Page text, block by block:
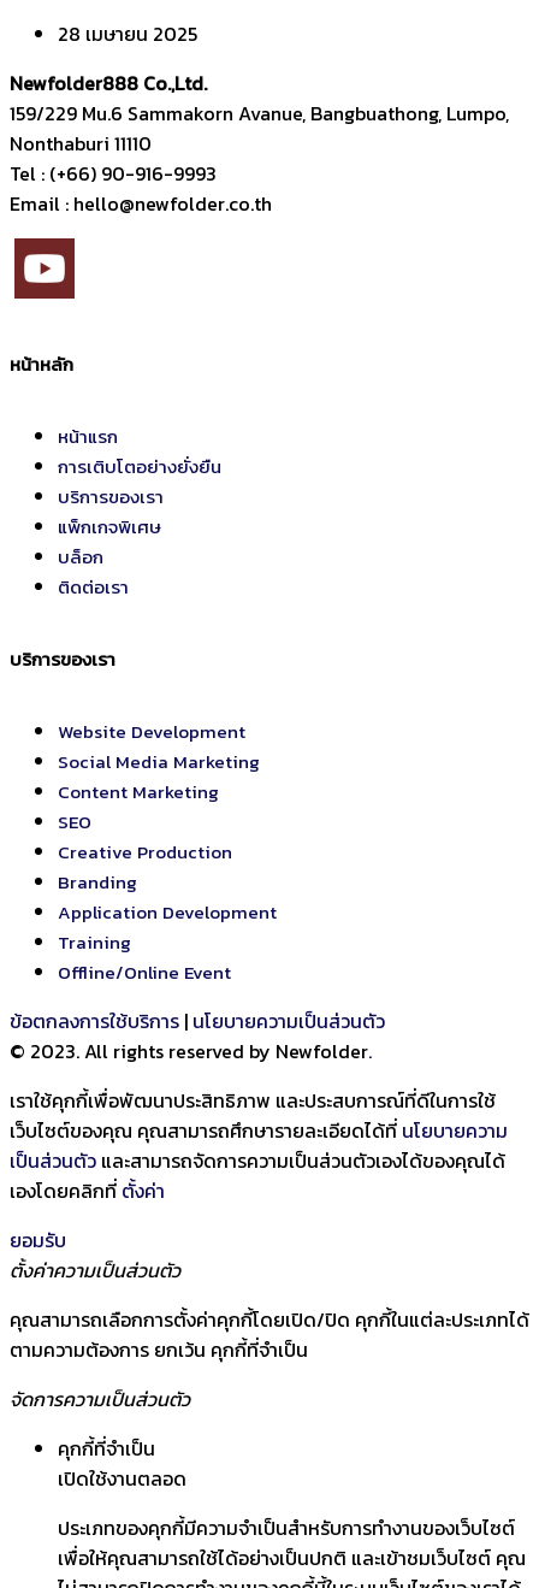
28 เมษายน 2025
Newfolder888 Co.,Ltd.
159/229 Mu.6 Sammakorn Avanue, Bangbuathong, Lumpo,
Nonthaburi 11110
Tel : (+66) 90-916-9993
Email : hello@newfolder.co.th
หน้าหลัก
หน้าแรก
การเติบโตอย่างยั่งยืน
บริการของเรา
แพ็กเกจพิเศษ
บล็อก
ติดต่อเรา
บริการของเรา
Website Development
Social Media Marketing
Content Marketing
SEO
Creative Production
Branding
Application Development
Training
Offline/Online Event
ข้อตกลงการใช้บริการ | นโยบายความเป็นส่วนตัว
© 2023. All rights reserved by Newfolder.
เราใช้คุกกี้เพื่อพัฒนาประสิทธิภาพ และประสบการณ์ที่ดีในการใช้
เว็บไซต์ของคุณ คุณสามารถศึกษารายละเอียดได้ที่ นโยบายความ
เป็นส่วนตัว และสามารถจัดการความเป็นส่วนตัวเองได้ของคุณได้
เองโดยคลิกที่ ตั้งค่า
ยอมรับ
ตั้งค่าความเป็นส่วนตัว
คุณสามารถเลือกการตั้งค่าคุกกี้โดยเปิด/ปิด คุกกี้ในแต่ละประเภทได้
ตามความต้องการ ยกเว้น คุกกี้ที่จำเป็น
จัดการความเป็นส่วนตัว
คุกกี้ที่จำเป็น
เปิดใช้งานตลอด
ประเภทของคุกกี้มีความจำเป็นสำหรับการทำงานของเว็บไซต์
เพื่อให้คุณสามารถใช้ได้อย่างเป็นปกติ และเข้าชมเว็บไซต์ คุณ